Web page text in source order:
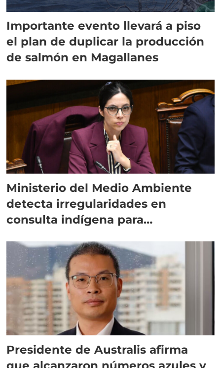
Importante evento llevará a piso
el plan de duplicar la producción
de salmón en Magallanes
Ministerio del Medio Ambiente
detecta irregularidades en
consulta indígena para
Presidente de Australis afirma